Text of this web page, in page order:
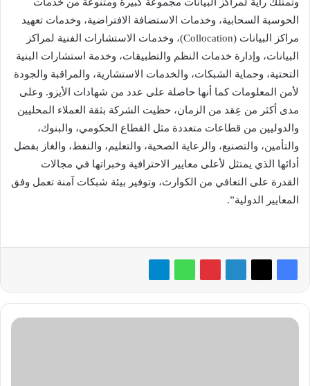
الحوسبة السحابية، وخدمات الاستضافة الافتراضية، وخدمات تعهيد
مراكز البيانات (Collocation)، وخدمات الاستشارات الفنية لمراكز
البيانات، وإدارة خدمات النظم والتطبيقات، وخدمة استشارات البنية
التحتية، وحماية الشبكات، والخدمات الاستشارية، والمراقبة والجودة
لأمن المعلومات كما أنها حاصلة على عدد من شهادات الأيزو. وعلى
مدى أكثر من عِقد من الزمان، حظيت الشركة بثقة العملاء المحليين
والدوليين من قطاعات متعددة مثل القطاع الحكومي، والبنوك،
والتأمين، والتصنيع، والرعاية الصحية، والتعليم، والنفط، والغاز بفضل
أدائها الذي يمتثل لأعلى معايير الاحترافية وخبراتها في مجالات
القدرة على التعافي من الكوارث، وتوفير بيئة شبكات آمنة تعمل وفق
المعايير الدولية”.
«فيكسد